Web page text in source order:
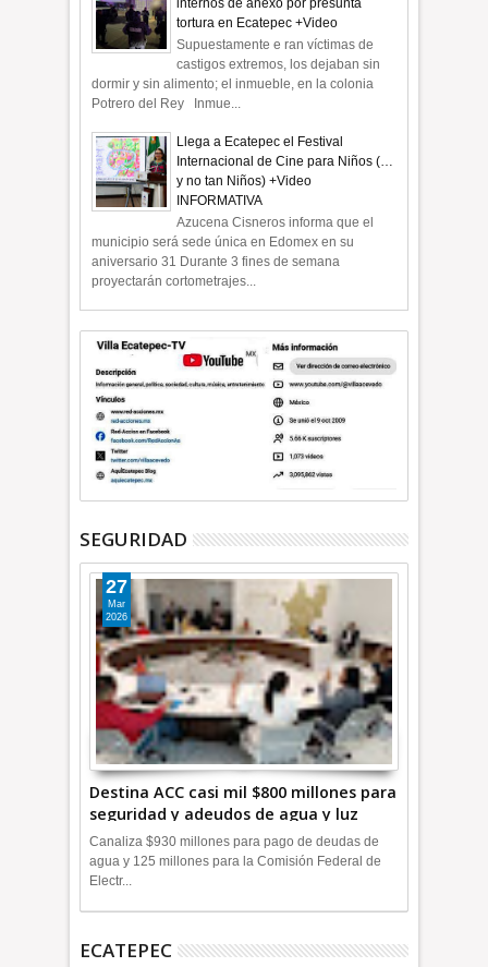
tortura en Ecatepec +Video
Supuestamente e ran víctimas de
castigos extremos, los dejaban sin
dormir y sin alimento; el inmueble, en la colonia
Potrero del Rey Inmue...
Llega a Ecatepec el Festival
Internacional de Cine para Niños (…
y no tan Niños) +Video
INFORMATIVA
Azucena Cisneros informa que el
municipio será sede única en Edomex en su
aniversario 31 Durante 3 fines de semana
proyectarán cortometrajes...
SEGURIDAD
Destina ACC casi mil $800 millones para
seguridad y adeudos de agua y luz
+Video
27
Mar
2026
Canaliza $930 millones para pago de deudas de
agua y 125 millones para la Comisión Federal de
Electr...
ECATEPEC